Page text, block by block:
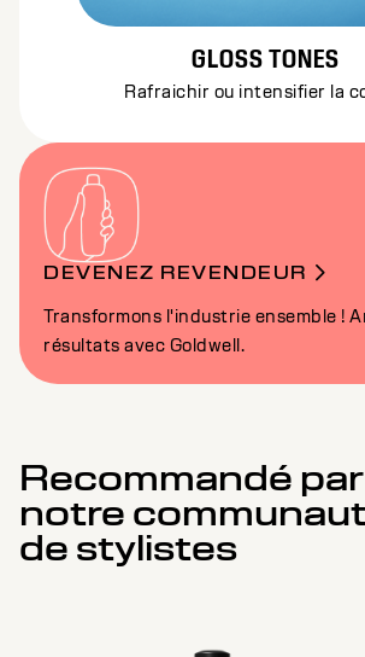
GLOSS TONES
Rafraichir ou intensifier la
DEVENEZ REVENDEUR
Transformons l'industrie ensemble !
résultats avec Goldwell.
Recommandé par
notre
de stylistes